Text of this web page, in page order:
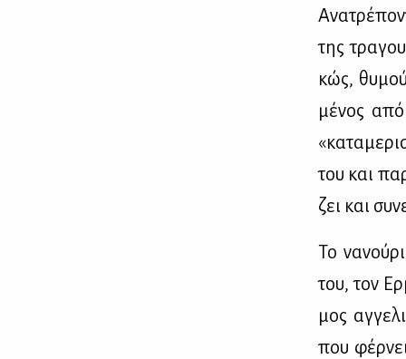
της
κώς,
μέ­νος από
του και
ζει και
Το
του, τον
μος
που